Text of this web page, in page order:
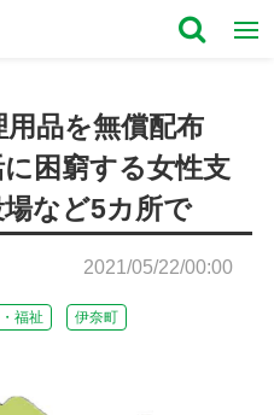
用品を無償配布
困窮する女性支
など5カ所で
2021/05/22/00:00
福祉 伊奈町